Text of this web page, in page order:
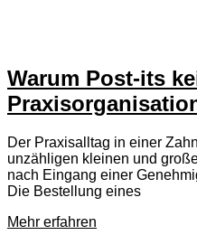
Warum Post-its
Der Praxisalltag in einer
unzähligen kleinen und
nach Eingang einer
Die Bestellung eines
Mehr erfahren